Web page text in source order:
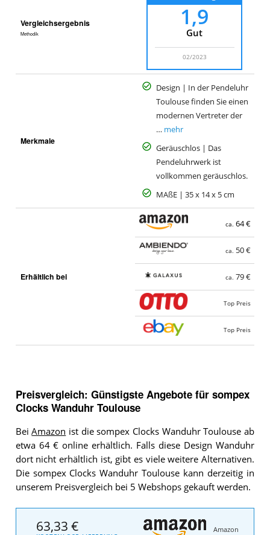
Vergleichsergebnis
Methodik
1,9
Gut
02/2023
Merkmale
Design | In der Pendeluhr
Toulouse finden Sie einen
modernen Vertreter der
… mehr
Geräuschlos | Das
Pendeluhrwerk ist
vollkommen geräuschlos.
MAßE | 35 x 14 x 5 cm
Erhältlich bei
ca. 64 €
ca. 50 €
ca. 79 €
Top Preis
Top Preis
Preisvergleich: Günstigste Angebote für sompex
Clocks Wanduhr Toulouse
BeiAmazon ist die sompex Clocks Wanduhr Toulouse ab
etwa 64 € online erhältlich. Falls diese Design Wanduhr
dort nicht erhältlich ist, gibt es viele weitere Alternativen.
Die sompex Clocks Wanduhr Toulouse kann derzeitig in
unserem Preisvergleich bei 5 Webshops gekauft werden.
63,33 € Amazon